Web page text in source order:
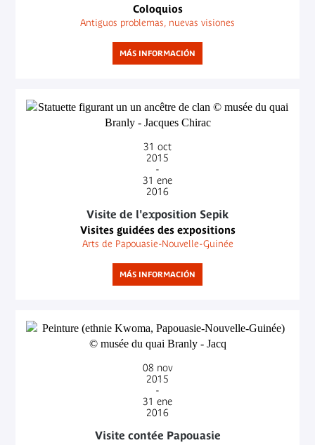
Coloquios
Antiguos problemas, nuevas visiones
MÁS INFORMACIÓN
31 oct
2015
-
31 ene
2016
Visite de l'exposition Sepik
Visites guidées des expositions
Arts de Papouasie-Nouvelle-Guinée
MÁS INFORMACIÓN
08 nov
2015
-
31 ene
2016
Visite contée Papouasie